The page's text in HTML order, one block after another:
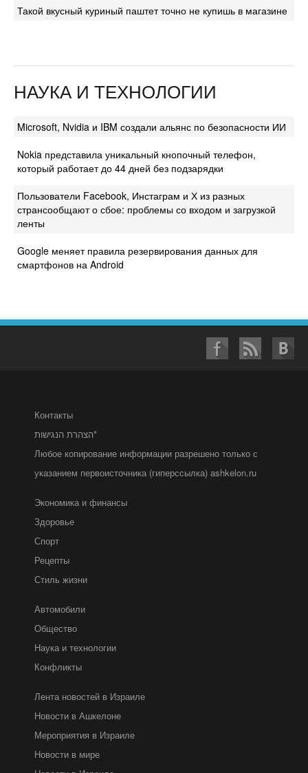
Такой вкусный куриный паштет точно не купишь в магазине
НАУКА И ТЕХНОЛОГИИ
Microsoft, Nvidia и IBM создали альянс по безопасности ИИ
Nokia представила уникальный кнопочный телефон,
который работает до 44 дней без подзарядки
Пользователи Facebook, Инстаграм и Х из разных
странсообщают о сбое: проблемы со входом и загрузкой
ленты
Google меняет правила резервирования данных для
смартфонов на Android
Контакты
הצהרת הנגישות*
Любое копирование информации разрешено только с
указанием первоисточника (гиперссылка) ashkelon.ru
Экономика и финансы
Здоровье
Спорт
Рецепты
Стиль жизни
Автомобили
Общество
Наука и технологии
Конфликты
Лента новостей в Израиле
Новости в Ашкелоне
Мероприятия в Израиле
Новости в мире